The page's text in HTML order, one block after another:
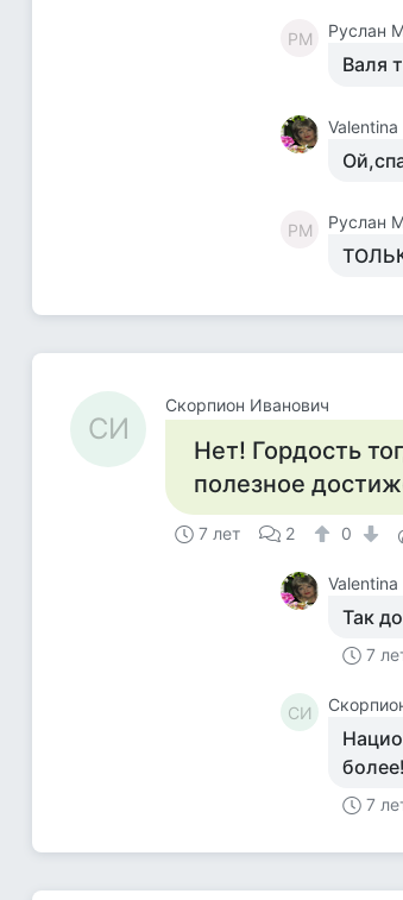
РМ Руслан
Валя
Valentina
РМ Руслан
СИ
Скорпион Иванович
Нет! Гордость
полезное
7 лет 2 0
Valentina
Так
7
СИ
более!
7